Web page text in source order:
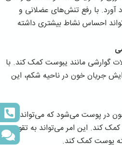
آورد. با رفع تنش‌های عضلانی و
احساس نشاط بیشتری داشته
گوارشی مانند یبوست کمک کند. با
جریان خون در ناحیه شکم، این
در پوست می‌شود که می‌تواند به
کند. این امر می‌تواند به تقویت
پوست کمک کند.